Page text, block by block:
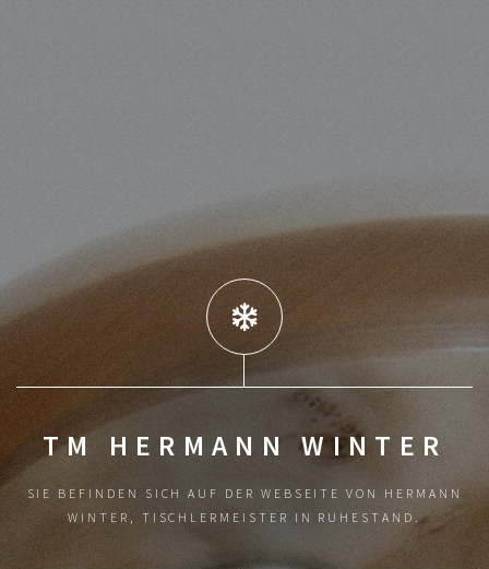
TM HERMANN WINTER
SIE BEFINDEN SICH AUF DER WEBSEITE VON HERMANN
WINTER, TISCHLERMEISTER IN RUHESTAND.